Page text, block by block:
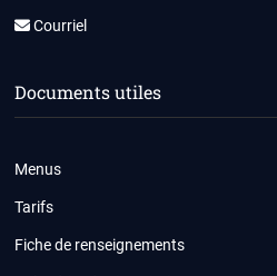
Courriel
Documents utiles
Menus
Tarifs
Fiche de renseignements